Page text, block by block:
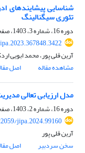
شناسایی پیشایندهای
تئوری سیگنالینگ
دوره 16، شماره 3، 1403، صفحه
آرین قلی پور، محمد ابویی
مشاهده مقاله
اصل
مدل ارزیابی تعالی
دوره 16، شماره 2، 1403، صفحه
jipa.2024.99160
آرین قلی پور
سخن سردبیر
اصل